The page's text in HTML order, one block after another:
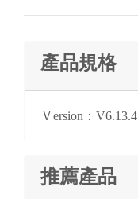
產品規格
Ｖersion：V6.13.4
推薦產品